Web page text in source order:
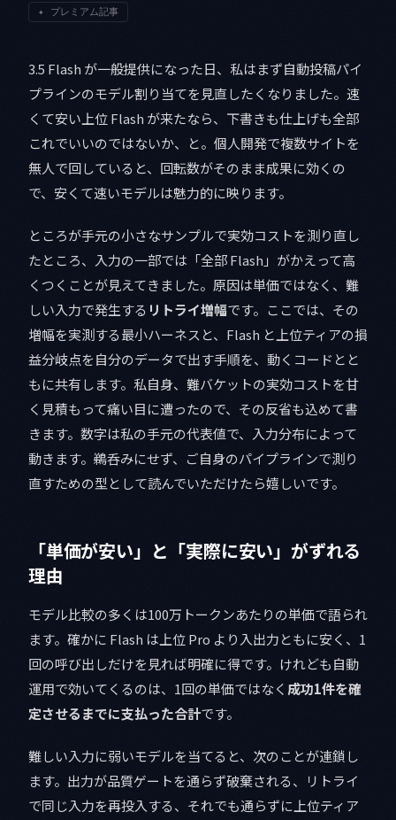
✦ プレミアム記事
3.5 Flash が一般提供になった日、私はまず自動投稿パイ
プラインのモデル割り当てを見直したくなりました。速
くて安い上位 Flash が来たなら、下書きも仕上げも全部
これでいいのではないか、と。個人開発で複数サイトを
無人で回していると、回転数がそのまま成果に効くの
で、安くて速いモデルは魅力的に映ります。
ところが手元の小さなサンプルで実効コストを測り直し
たところ、入力の一部では「全部 Flash」がかえって高
くつくことが見えてきました。原因は単価ではなく、難
しい入力で発生する リトライ増幅です。ここでは、その
増幅を実測する最小ハーネスと、Flash と上位ティアの損
益分岐点を自分のデータで出す手順を、動くコードとと
もに共有します。私自身、難バケットの実効コストを甘
く見積もって痛い目に遭ったので、その反省も込めて書
きます。数字は私の手元の代表値で、入力分布によって
動きます。鵜呑みにせず、ご自身のパイプラインで測り
直すための型として読んでいただけたら嬉しいです。
「単価が安い」と「実際に安い」がずれる
理由
モデル比較の多くは100万トークンあたりの単価で語られ
ます。確かに Flash は上位 Pro より入出力ともに安く、1
回の呼び出しだけを見れば明確に得です。けれども自動
運用で効いてくるのは、1回の単価ではなく成功1件を確
定させるまでに支払った合計です。
難しい入力に弱いモデルを当てると、次のことが連鎖し
ます。出力が品質ゲートを通らず破棄される、リトライ
で同じ入力を再投入する、それでも通らずに上位ティア